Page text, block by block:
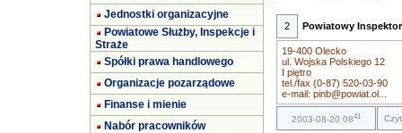
Jednostki organizacyjne
Powiatowe Służby, Inspekcje i
Straże
Spółki prawa handlowego
Organizacje pozarządowe
Finanse i mienie
Nabór pracowników
2 Powiatowy
19-400 Olecko
ul. Wojska Polskiego 12
I piętro
tel./fax (0-87) 520-03-90
e-mail: pinb@powiat.ol...
2003-08-20 0841